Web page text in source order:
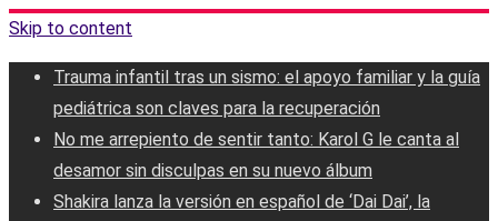
Skip to content
Trauma infantil tras un sismo: el apoyo familiar y la guía
pediátrica son claves para la recuperación
No me arrepiento de sentir tanto: Karol G le canta al
desamor sin disculpas en su nuevo álbum
Shakira lanza la versión en español de ‘Dai Dai’, la